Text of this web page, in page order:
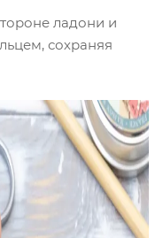
ладони и
сохраняя